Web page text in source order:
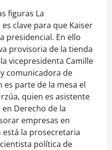
figuras La
clave para que Kaiser
presidencial. En ello
provisoria de la tienda
vicepresidenta Camille
comunicadora de
es parte de la mesa el
quien es asistente
Derecho de la
empresas en
la prosecretaria
política de